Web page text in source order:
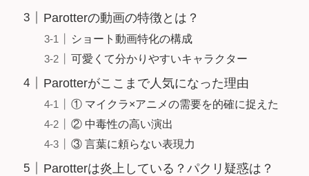
Parotterの動画の特徴とは？
ショート動画特化の構成
可愛くて分かりやすいキャラクター
Parotterがここまで人気になった理由
① マイクラ×アニメの需要を的確に捉えた
② 中毒性の高い演出
③ 言葉に頼らない表現力
Parotterは炎上している？パクリ疑惑は？